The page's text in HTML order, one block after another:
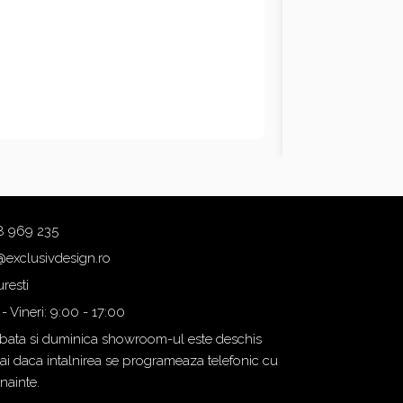
969 235
Vineri: 9:00 - 17:00
si duminica showroom-ul este deschis
daca intalnirea se programeaza telefonic cu